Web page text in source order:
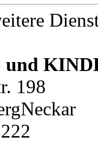
und
198